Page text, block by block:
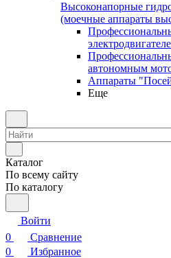
Высоконапорные
(моечные аппараты
автономным
Аппараты
Еще
Каталог
По всему сайту
По каталогу
Войти
0
Сравнение
0
Избранное